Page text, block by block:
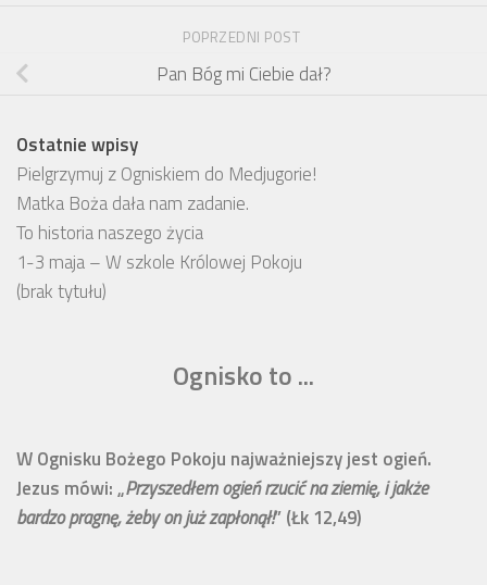
POPRZEDNI POST
Pan Bóg mi Ciebie dał?
Ostatnie wpisy
Pielgrzymuj z Ogniskiem do Medjugorie!
Matka Boża dała nam zadanie.
To historia naszego życia
1-3 maja – W szkole Królowej Pokoju
(brak tytułu)
Ognisko to ...
W Ognisku Bożego Pokoju najważniejszy jest ogień.
Jezus mówi: „Przyszedłem ogień rzucić na ziemię, i jakże
bardzo pragnę, żeby on już zapłonął!” (Łk 12,49)